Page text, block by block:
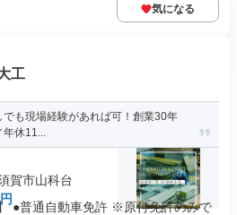
気になる
工
でも現場経験があれば可！創業30年
年休11...
賀市山科台
●普通自動車免許 ※原付免許のみで